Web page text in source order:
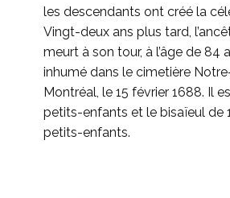
les descendants ont créé la
Vingt-deux ans plus tard,
meurt à son tour, à l’âge de 84
inhumé dans le cimetière
Montréal, le 15 février 1688. Il
petits-enfants et le bisaïeul de
petits-enfants.